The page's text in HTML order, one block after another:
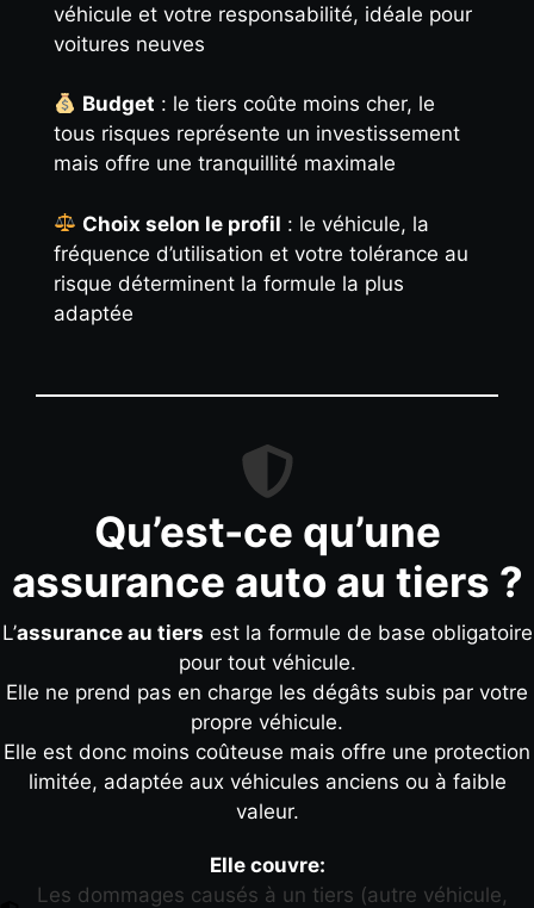
véhicule et votre responsabilité, idéale pour
voitures neuves
Budget : le tiers coûte moins cher, le
tous risques représente un investissement
mais offre une tranquillité maximale
Choix selon le profil : le véhicule, la
fréquence d’utilisation et votre tolérance au
risque déterminent la formule la plus
adaptée
Qu’est-ce qu’une
assurance auto au tiers ?
L’assurance au tiers est la formule de base obligatoire
pour tout véhicule.
Elle ne prend pas en charge les dégâts subis par votre
propre véhicule.
Elle est donc moins coûteuse mais offre une protection
limitée, adaptée aux véhicules anciens ou à faible
valeur.
Elle couvre:
Les dommages causés à un tiers (autre véhicule,